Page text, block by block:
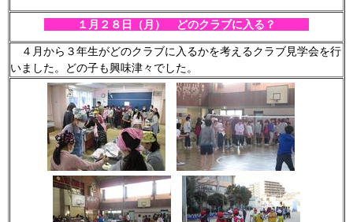
１月２８ 日（月） どのクラブに入る？
４月から３年生がどのクラブに入るかを考えるクラブ見学会を行
いました。どの子も興味津々でした。